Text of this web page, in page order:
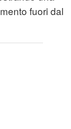
fuori dal